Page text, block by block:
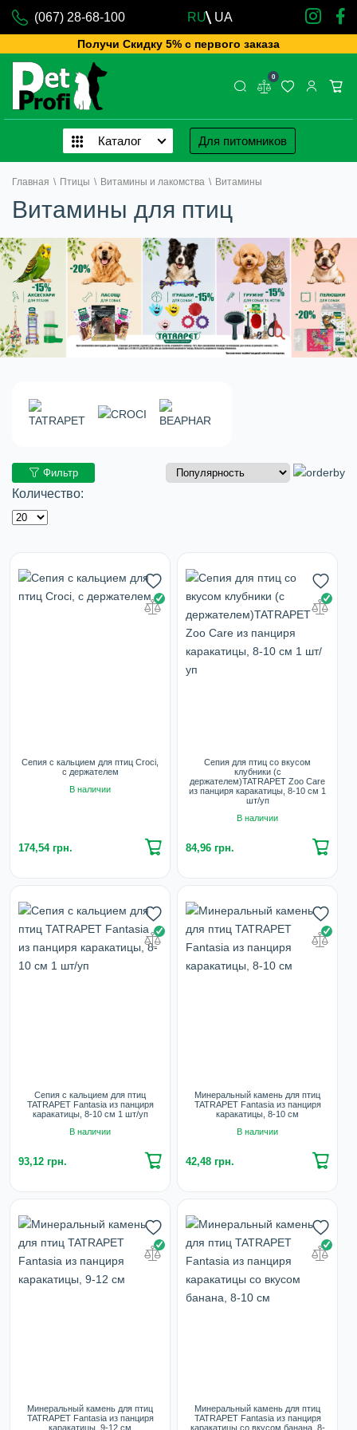
(067) 28-68-100 RU UA
Получи Скидку 5% с первого заказа
0
Каталог Для питомников
Главная \ Птицы \ Витамины и лакомства \ Витамины
Витамины для птиц
Фильтр
Количество:
Сепия с кальцием для птиц Croci,
с держателем
В наличии
174,54 грн.
Сепия для птиц со вкусом
клубники (с
держателем)TATRAPET Zoo Care
из панциря каракатицы, 8-10 см 1
шт/уп
В наличии
84,96 грн.
Сепия с кальцием для птиц
TATRAPET Fantasia из панциря
каракатицы, 8-10 см 1 шт/уп
В наличии
93,12 грн.
Минеральный камень для птиц
TATRAPET Fantasia из панциря
каракатицы, 8-10 см
В наличии
42,48 грн.
Минеральный камень для птиц
TATRAPET Fantasia из панциря
каракатицы, 9-12 см
Минеральный камень для птиц
TATRAPET Fantasia из панциря
каракатицы со вкусом банана, 8-